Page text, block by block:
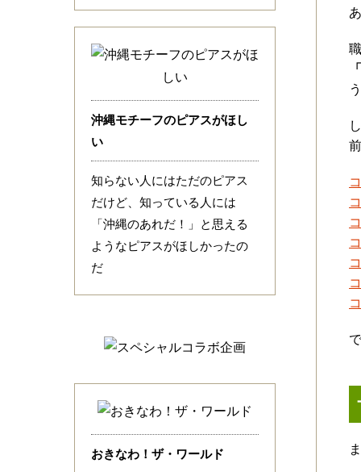
沖縄モチーフのピアスがほし
い
知らない人にはただのピアス
だけど、知っている人には
「沖縄のあれだ！」と思える
ようなピアスがほしかったの
だ
おきなわ！ザ・ワールド